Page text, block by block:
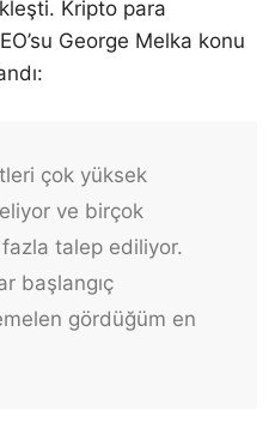
Kripto para
George Melka konu
çok yüksek
ve birçok
talep ediliyor.
başlangıç
gördüğüm en